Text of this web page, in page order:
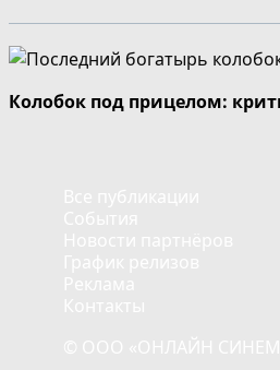
Колобок под прицелом: